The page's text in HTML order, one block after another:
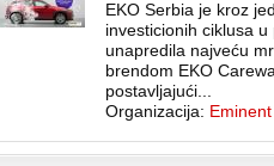
EKO Serbia je kroz
investicionih ciklusa
unapredila najveću
brendom EKO
postavljajući...
Organizacija: